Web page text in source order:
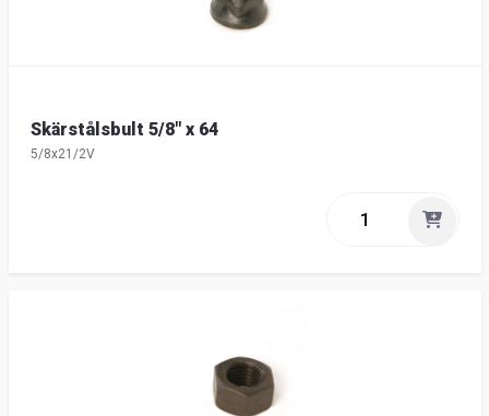
Skärstålsbult 5/8" x 64
5/8x21/2V